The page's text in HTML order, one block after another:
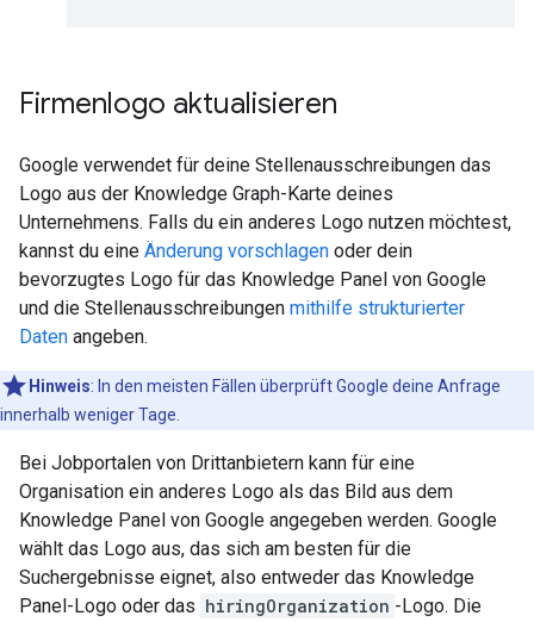
Firmenlogo aktualisieren
Google verwendet für deine Stellenausschreibungen das
Logo aus der Knowledge Graph-Karte deines
Unternehmens. Falls du ein anderes Logo nutzen möchtest,
kannst du eine Änderung vorschlagen oder dein
bevorzugtes Logo für das Knowledge Panel von Google
und die Stellenausschreibungen mithilfe strukturierter
Daten angeben.
Hinweis: In den meisten Fällen überprüft Google deine Anfrage
innerhalb weniger Tage.
Bei Jobportalen von Drittanbietern kann für eine
Organisation ein anderes Logo als das Bild aus dem
Knowledge Panel von Google angegeben werden. Google
wählt das Logo aus, das sich am besten für die
Suchergebnisse eignet, also entweder das Knowledge
Panel-Logo oder das hiringOrganization -Logo. Die